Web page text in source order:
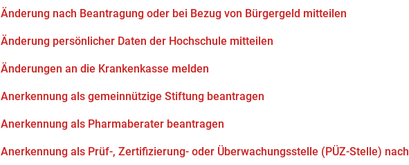
Änderung nach Beantragung oder bei Bezug von Bürgergeld mitteilen
Änderung persönlicher Daten der Hochschule mitteilen
Änderungen an die Krankenkasse melden
Anerkennung als gemeinnützige Stiftung beantragen
Anerkennung als Pharmaberater beantragen
Anerkennung als Prüf-, Zertifizierung- oder Überwachungsstelle (PÜZ-Stelle) nach